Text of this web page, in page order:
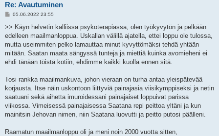
Re: Avautuminen
V
e
t
i
05.06.2022 23:55
>> Käyn helvetin kalliissa psykoterapiassa, olen työkyvytön ja pelkään
edelleen maailmanloppua. Uskallan välillä ajatella, ettei loppu ole tulossa,
mutta useimmiten pelko lamauttaa minut kyvyttömäksi tehdä yhtään
mitään. Saatan maata sängyssä tunteja ja miettiä kuinka avomieheni ei
ehdi tänään töistä kotiin, ehdimme kaikki kuolla ennen sitä.
Tosi rankka maailmankuva, johon vieraan on turha antaa yleispätevää
korjausta. Itse näin uskontoon liittyviä painajasia viisikymppiseksi ja netin
saatuani sekä aihetta imuroidessani painajaiset loppuivat parissa
viikossa. Vimeisessä painajaisessa Saatana repi peittoa yltäni ja kun
mainitsin Jehovan nimen, niin Saatana luovutti ja peitto putosi päälleni.
Raamatun maailmanloppu oli ja meni noin 2000 vuotta sitten,